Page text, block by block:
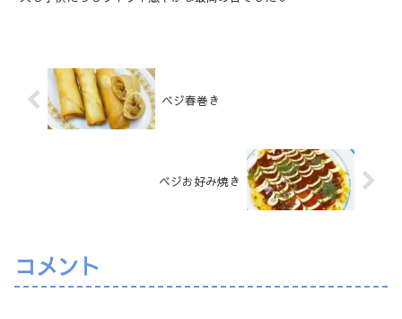
ベジ春巻き
ベジお好み焼き
コメント